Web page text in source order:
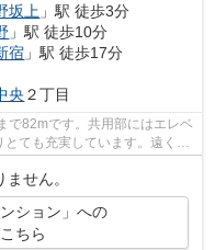
坂上 」駅 徒歩3分
」駅 徒歩10分
宿 」駅 徒歩17分
央 ２丁目
で82mです。共用部にはエレベ
ても充実しています。遠くの
せん。
ション」への
ちら